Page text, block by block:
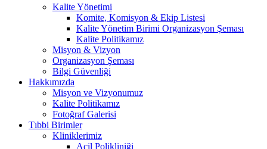
Kalite Yönetimi
Komite, Komisyon & Ekip Listesi
Kalite Yönetim Birimi Organizasyon Şeması
Kalite Politikamız
Misyon & Vizyon
Organizasyon Şeması
Bilgi Güvenliği
Hakkımızda
Misyon ve Vizyonumuz
Kalite Politikamız
Fotoğraf Galerisi
Tıbbi Birimler
Kliniklerimiz
Acil Polikliniği